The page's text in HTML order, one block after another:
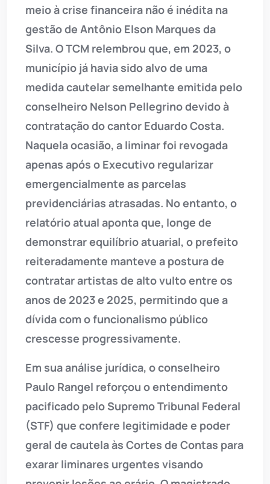
meio à crise financeira não é inédita na
gestão de Antônio Elson Marques da
Silva. O TCM relembrou que, em 2023, o
município já havia sido alvo de uma
medida cautelar semelhante emitida pelo
conselheiro Nelson Pellegrino devido à
contratação do cantor Eduardo Costa.
Naquela ocasião, a liminar foi revogada
apenas após o Executivo regularizar
emergencialmente as parcelas
previdenciárias atrasadas. No entanto, o
relatório atual aponta que, longe de
demonstrar equilíbrio atuarial, o prefeito
reiteradamente manteve a postura de
contratar artistas de alto vulto entre os
anos de 2023 e 2025, permitindo que a
dívida com o funcionalismo público
crescesse progressivamente.
Em sua análise jurídica, o conselheiro
Paulo Rangel reforçou o entendimento
pacificado pelo Supremo Tribunal Federal
(STF) que confere legitimidade e poder
geral de cautela às Cortes de Contas para
exarar liminares urgentes visando